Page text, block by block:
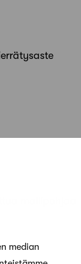
median